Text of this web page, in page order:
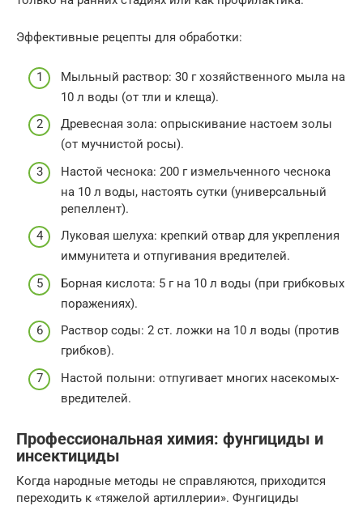
Эффективные рецепты для обработки:
Мыльный раствор: 30 г хозяйственного мыла на
10 л воды (от тли и клеща).
Древесная зола: опрыскивание настоем золы
(от мучнистой росы).
Настой чеснока: 200 г измельченного чеснока
на 10 л воды, настоять сутки (универсальный
репеллент).
Луковая шелуха: крепкий отвар для укрепления
иммунитета и отпугивания вредителей.
Борная кислота: 5 г на 10 л воды (при грибковых
поражениях).
Раствор соды: 2 ст. ложки на 10 л воды (против
грибков).
Настой полыни: отпугивает многих насекомых-
вредителей.
Профессиональная химия: фунгициды и
инсектициды
Когда народные методы не справляются, приходится
переходить к «тяжелой артиллерии». Фунгициды